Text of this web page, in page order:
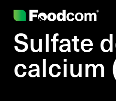
Sulfate
calcium